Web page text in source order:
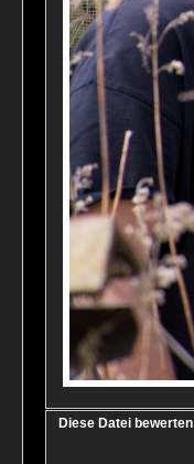
Diese Datei bewerten